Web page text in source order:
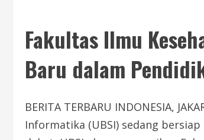
Fakultas Ilmu
Baru dalam
BERITA TERBARU INDONESIA,
Informatika (UBSI) sedang